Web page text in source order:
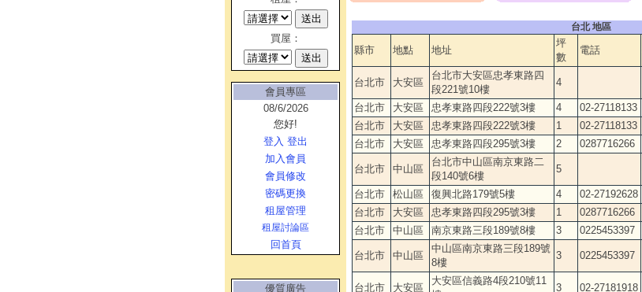
買屋：
會員專區
08/6/2026
您好!
登入 登出
加入會員
會員修改
密碼更換
租屋管理
租屋討論區
回首頁
優質廣告
台北 地區
縣市 地點 地址
坪
數
電話
台北市 大安區
台北市大安區忠孝東路四
段221號10樓
4
台北市 大安區 忠孝東路四段222號3樓 4 02-27118133
台北市
大安區 忠孝東路四段222號3樓 1 02-27118133
台北市
大安區 忠孝東路四段295號3樓 2 0287716266
台北市 中山區
台北市中山區南京東路二
段140號6樓
5
台北市 松山區 復興北路179號5樓 4 02-27192628
台北市
大安區 忠孝東路四段295號3樓 1 0287716266
台北市
中山區 南京東路三段189號8樓 3 0225453397
台北市 中山區
中山區南京東路三段189號
8樓
3 0225453397
台北市 大安區
大安區信義路4段210號11
3 02-27181918